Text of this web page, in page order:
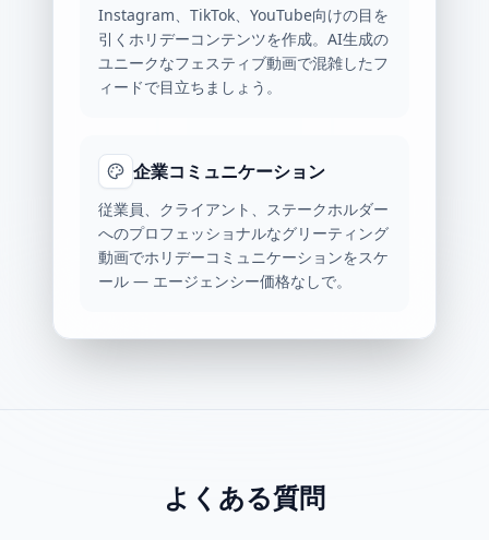
Instagram、TikTok、YouTube向けの目を
引くホリデーコンテンツを作成。AI生成の
ユニークなフェスティブ動画で混雑したフ
ィードで目立ちましょう。
企業コミュニケーション
従業員、クライアント、ステークホルダー
へのプロフェッショナルなグリーティング
動画でホリデーコミュニケーションをスケ
ール — エージェンシー価格なしで。
よくある質問